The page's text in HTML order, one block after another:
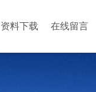
资料下载 在线留言